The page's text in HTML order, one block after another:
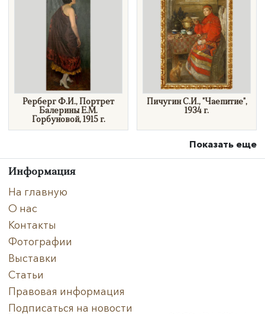
Рерберг Ф.И., Портрет
Балерины Е.М.
Горбуновой, 1915 г.
Пичугин С.И., "Чаепитие",
1934 г.
Показать еще
Информация
На главную
О нас
Контакты
Фотографии
Выставки
Статьи
Правовая информация
Подписаться на новости